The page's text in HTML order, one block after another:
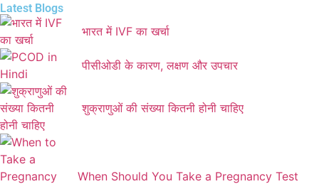
Latest Blogs
भारत में IVF का खर्चा
पीसीओडी के कारण, लक्षण और उपचार
शुक्राणुओं की संख्या कितनी होनी चाहिए
When Should You Take a Pregnancy Test